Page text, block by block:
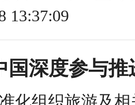
13:37:09
国深度参与
化组织旅游及